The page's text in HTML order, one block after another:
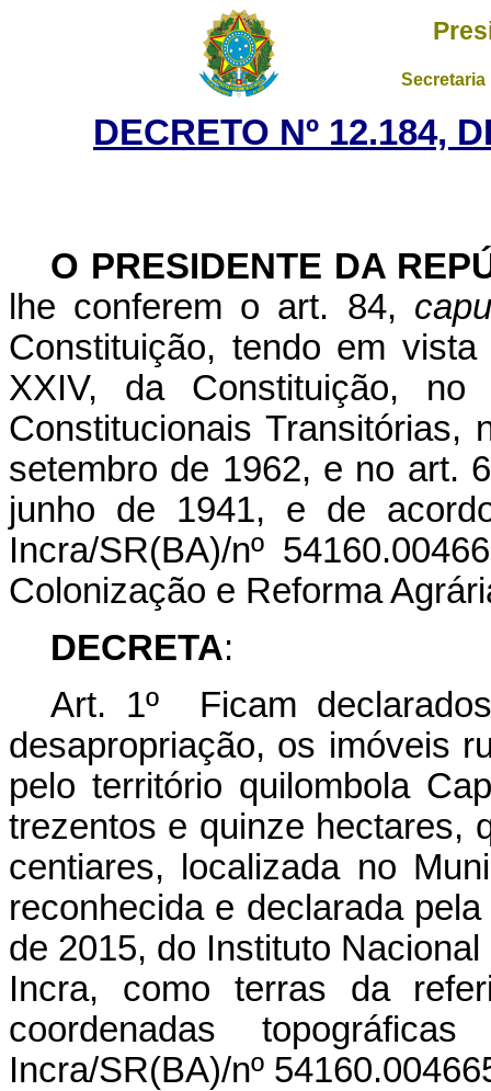
DECRETO Nº 12.184,
O PRESIDENTE DA
lhe conferem o art. 84,
Constituição, tendo em
XXIV, da Constituição,
Constitucionais Transitórias,
setembro de 1962, e no art.
junho de 1941, e de
Incra/SR(BA)/nº
Colonização e Reforma
DECRETA:
Art. 1º Ficam
desapropriação, os imóveis
pelo território quilombola
trezentos e quinze hectares,
centiares, localizada no
reconhecida e declarada
de 2015, do Instituto
Incra, como terras da
coordenadas
Incra/SR(BA)/nº